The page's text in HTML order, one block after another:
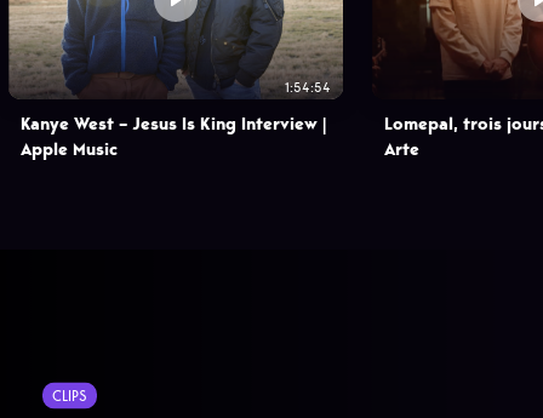
1:54:54
Kanye West – Jesus Is King Interview |
Apple Music
Lomepal, trois
Arte
CLIPS